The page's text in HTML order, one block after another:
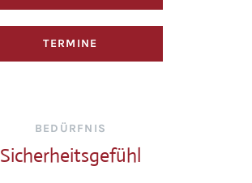
TERMINE
BEDÜRFNIS
Sicherheitsgefühl